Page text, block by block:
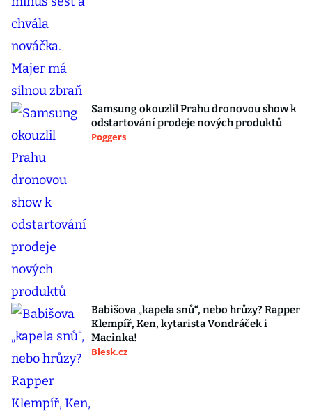
Samsung okouzlil Prahu dronovou show k
odstartování prodeje nových produktů
Poggers
Babišova „kapela snů“, nebo hrůzy? Rapper
Klempíř, Ken, kytarista Vondráček i
Macinka!
Blesk.cz